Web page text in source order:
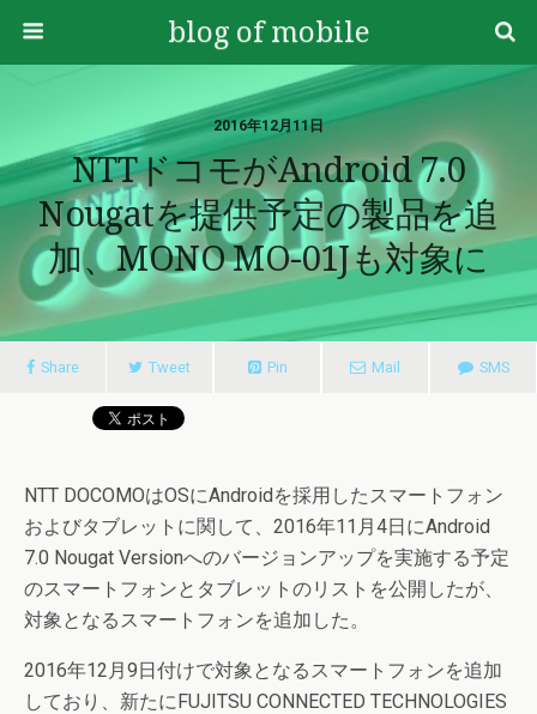
blog of mobile
2016年12月11日
NTTドコモがAndroid 7.0
Nougatを提供予定の製品を追
加、MONO MO-01Jも対象に
Share Tweet Pin Mail SMS
NTT DOCOMOはOSにAndroidを採用したスマートフォン
およびタブレットに関して、2016年11月4日にAndroid
7.0 Nougat Versionへのバージョンアップを実施する予定
のスマートフォンとタブレットのリストを公開したが、
対象となるスマートフォンを追加した。
2016年12月9日付けで対象となるスマートフォンを追加
しており、新たにFUJITSU CONNECTED TECHNOLOGIES